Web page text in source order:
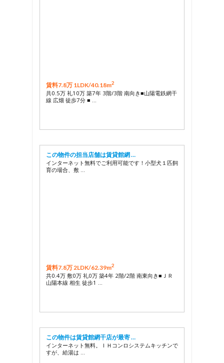
賃料7.8万 1LDK/40.18m2
共0.5万 礼10万 築7年 3階/3階 南向き■山陽電鉄網干
線 広畑 徒歩7分 ■ …
この物件の担当店舗は賃貸館網 …
インターネット無料でご利用可能です！小型犬１匹飼
育の場合、敷 …
賃料7.8万 2LDK/62.39m2
共0.4万 敷0万 礼0万 築4年 2階/2階 南東向き■ＪＲ
山陽本線 相生 徒歩1 …
この物件は賃貸館網干店が最寄 …
インターネット無料。ＩＨコンロシステムキッチンで
すが、給湯は …